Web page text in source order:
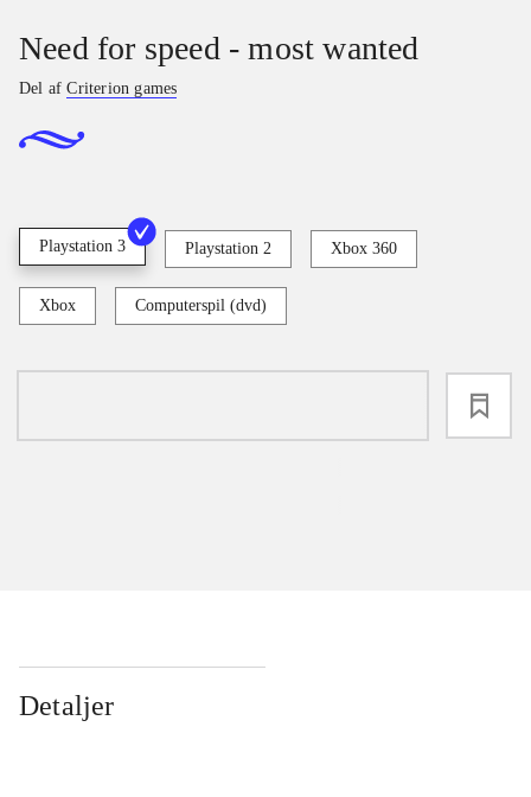
Need for speed - most wanted
Del afCriterion games
Playstation 3 Playstation 2 Xbox 360
Xbox Computerspil (dvd)
Detaljer